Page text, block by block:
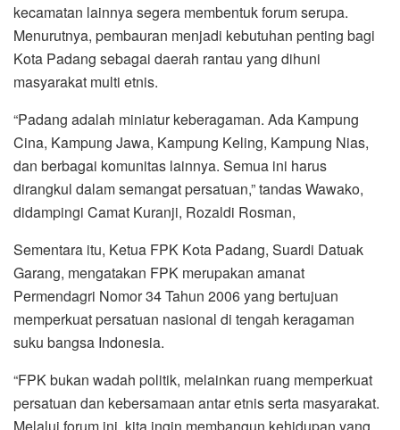
kecamatan lainnya segera membentuk forum serupa.
Menurutnya, pembauran menjadi kebutuhan penting bagi
Kota Padang sebagai daerah rantau yang dihuni
masyarakat multi etnis.
“Padang adalah miniatur keberagaman. Ada Kampung
Cina, Kampung Jawa, Kampung Keling, Kampung Nias,
dan berbagai komunitas lainnya. Semua ini harus
dirangkul dalam semangat persatuan,” tandas Wawako,
didampingi Camat Kuranji, Rozaldi Rosman,
Sementara itu, Ketua FPK Kota Padang, Suardi Datuak
Garang, mengatakan FPK merupakan amanat
Permendagri Nomor 34 Tahun 2006 yang bertujuan
memperkuat persatuan nasional di tengah keragaman
suku bangsa Indonesia.
“FPK bukan wadah politik, melainkan ruang memperkuat
persatuan dan kebersamaan antar etnis serta masyarakat.
Melalui forum ini, kita ingin membangun kehidupan yang